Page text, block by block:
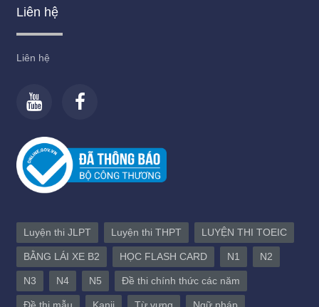
Liên hệ
Liên hệ
Luyện thi JLPT Luyện thi THPT LUYỆN THI TOEIC
BẰNG LÁI XE B2 HỌC FLASH CARD N1 N2
N3 N4 N5 Đề thi chính thức các năm